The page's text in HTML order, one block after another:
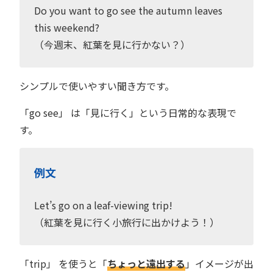
Do you want to go see the autumn leaves
this weekend?
（今週末、紅葉を見に行かない？）
シンプルで使いやすい聞き方です。
「go see」 は「見に行く」という日常的な表現で
す。
例文
Let’s go on a leaf-viewing trip!
（紅葉を見に行く小旅行に出かけよう！）
「trip」 を使うと「ちょっと遠出する」イメージが出